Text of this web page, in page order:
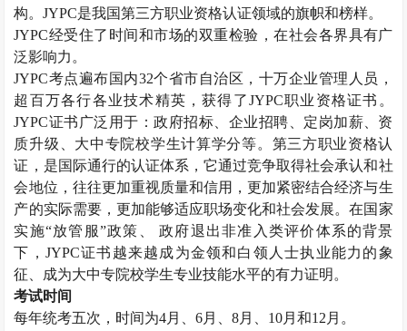
构。JYPC是我国第三方职业资格认证领域的旗帜和榜样。
JYPC经受住了时间和市场的双重检验，在社会各界具有广
泛影响力。
JYPC考点遍布国内32个省市自治区，十万企业管理人员，
超百万各行各业技术精英，获得了JYPC职业资格证书。
JYPC证书广泛用于：政府招标、企业招聘、定岗加薪、资
质升级、大中专院校学生计算学分等。第三方职业资格认
证，是国际通行的认证体系，它通过竞争取得社会承认和社
会地位，往往更加重视质量和信用，更加紧密结合经济与生
产的实际需要，更加能够适应职场变化和社会发展。在国家
实施“放管服”政策、 政府退出非准入类评价体系的背景
下， JYPC证书越来越成为金领和白领人士执业能力的象
征、成为大中专院校学生专业技能水平的有力证明。
考试时间
每年统考五次，时间为4月、6月、8月、 10月和12 月。